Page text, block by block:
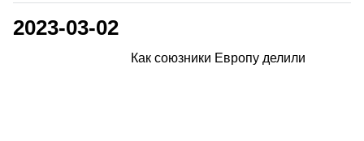
2023-03-02
Как союзники Европу делили